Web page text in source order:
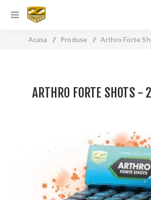
Acasa / Produse / Arthro Forte
ARTHRO FORTE SHOTS -